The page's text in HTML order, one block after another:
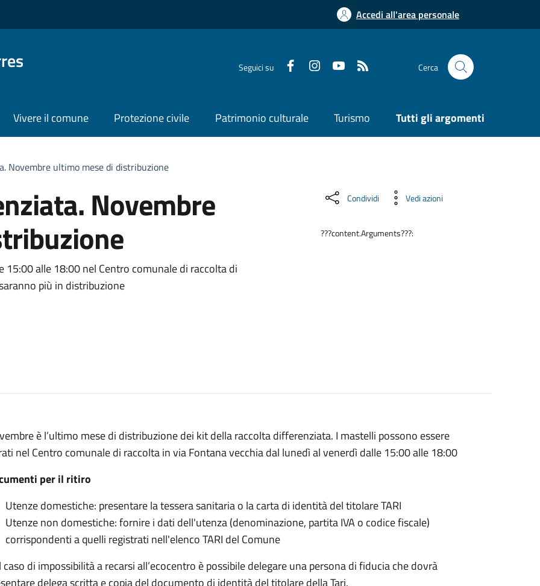
Accedi all'area personale
Seguici su Cerca
Vivere il comune Protezione civile Patrimonio culturale Turismo Tutti gli argomenti
Novembre ultimo mese di distribuzione
Novembre
alle 18:00 nel Centro comunale di raccolta di
più in distribuzione
Condividi Vedi azioni
???content.Arguments???:
è l’ultimo mese di distribuzione dei kit della raccolta differenziata. I mastelli possono essere
nel Centro comunale di raccolta in via Fontana vecchia dal lunedì al venerdì dalle 15:00 alle 18:00
per il ritiro
Utenze domestiche: presentare la tessera sanitaria o la carta di identità del titolare TARI
Utenze non domestiche: fornire i dati dell'utenza (denominazione, partita IVA o codice fiscale)
corrispondenti a quelli registrati nell'elenco TARI del Comune
caso di impossibilità a recarsi all’ecocentro è possibile delegare una persona di fiducia che dovrà